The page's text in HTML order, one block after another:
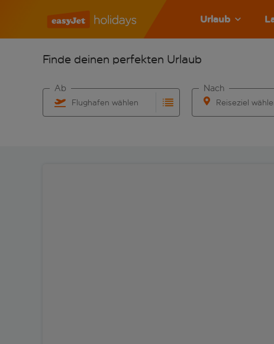
Urlaub
Finde deinen perfekten Urlaub
Flughafen wählen
Ab
Reiseziel
Nach